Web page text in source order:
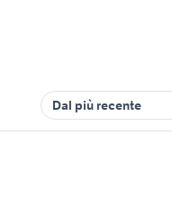
Dal più recente